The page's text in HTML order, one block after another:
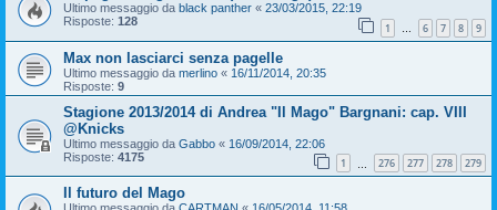
Ultimo messaggio da black panther « 23/03/2015, 22:19
Risposte: 128 1 … 6 7 8 9
Max non lasciarci senza pagelle
Ultimo messaggio da merlino « 16/11/2014, 20:35
Risposte: 9
Stagione 2013/2014 di Andrea "Il Mago" Bargnani: cap. VIII
@Knicks
Ultimo messaggio da Gabbo « 16/09/2014, 22:06
Risposte: 4175 1 276 277 278 279
Il futuro del Mago